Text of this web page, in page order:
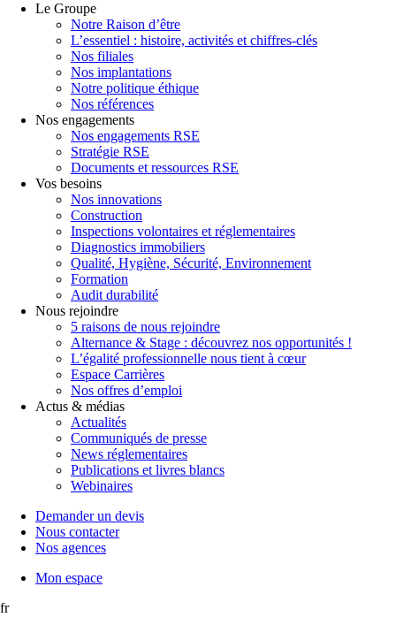
Le Groupe
Notre Raison d’être
L’essentiel : histoire, activités et chiffres-clés
Nos filiales
Nos implantations
Notre politique éthique
Nos références
Nos engagements
Nos engagements RSE
Stratégie RSE
Documents et ressources RSE
Vos besoins
Nos innovations
Construction
Inspections volontaires et réglementaires
Diagnostics immobiliers
Qualité, Hygiène, Sécurité, Environnement
Formation
Audit durabilité
Nous rejoindre
5 raisons de nous rejoindre
Alternance & Stage : découvrez nos opportunités !
L’égalité professionnelle nous tient à cœur
Espace Carrières
Nos offres d’emploi
Actus & médias
Actualités
Communiqués de presse
News réglementaires
Publications et livres blancs
Webinaires
Demander un devis
Nous contacter
Nos agences
Mon espace
fr